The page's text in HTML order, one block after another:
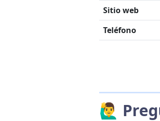
Sitio web
Teléfono
🙋‍♂️